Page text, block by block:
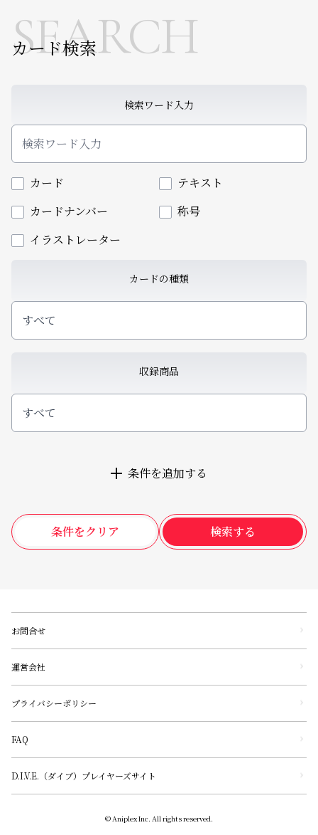
SEARCH
カード検索
検索ワード入力
カード
テキスト
カードナンバー
称号
イラストレーター
カードの種類
すべて
収録商品
すべて
条件を追加する
条件をクリア 検索する
お問合せ
運営会社
プライバシーポリシー
FAQ
D.I.V.E.（ダイブ）プレイヤーズサイト
© Aniplex Inc. All rights reserved.